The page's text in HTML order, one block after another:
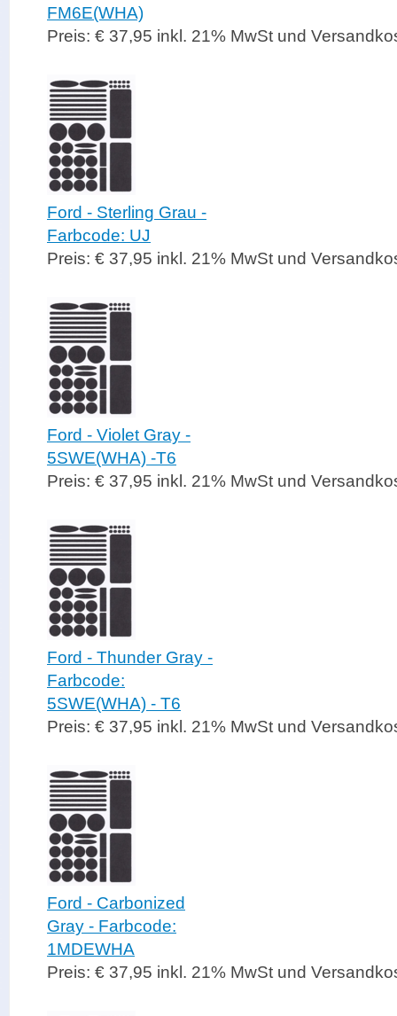
FM6E(WHA)
Preis: € 37,95 inkl. 21% MwSt und
Ford - Sterling Grau -
Farbcode: UJ
Preis: € 37,95 inkl. 21% MwSt und
Ford - Violet Gray -
5SWE(WHA) -T6
Preis: € 37,95 inkl. 21% MwSt und
Ford - Thunder Gray -
Farbcode:
5SWE(WHA) - T6
Preis: € 37,95 inkl. 21% MwSt und
Ford - Carbonized
Gray - Farbcode:
1MDEWHA
Preis: € 37,95 inkl. 21% MwSt und